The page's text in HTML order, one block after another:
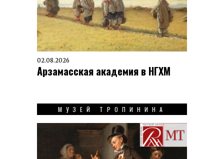
02.08.2026
Арзамасская академия в НГХМ
МУЗЕЙ ТРОПИНИНА